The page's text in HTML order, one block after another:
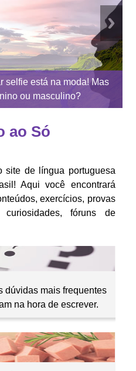
selfie está na moda! Mas
ou masculino?
ao Só
site de língua portuguesa
Aqui você encontrará
exercícios, provas
fóruns de
dúvidas mais frequentes
na hora de escrever.